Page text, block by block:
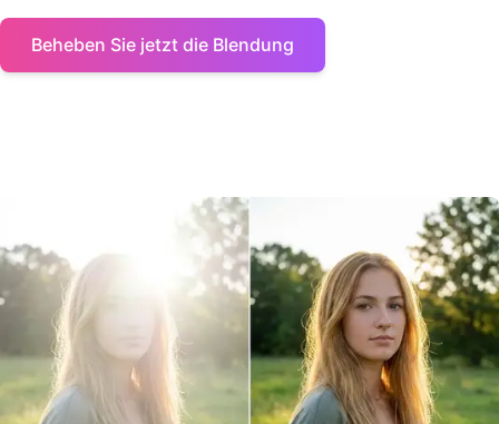
Beheben Sie jetzt die Blendung